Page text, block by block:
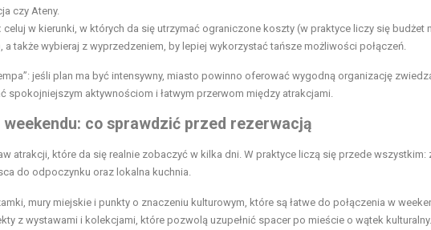
czy Ateny.
celuj w kierunki, w których da się utrzymać ograniczone koszty (w praktyce liczy się budżet
także wybieraj z wyprzedzeniem, by lepiej wykorzystać tańsze możliwości połączeń.
jeśli plan ma być intensywny, miasto powinno oferować wygodną organizację
spokojniejszym aktywnościom i łatwym przerwom między atrakcjami.
co sprawdzić przed rezerwacją
atrakcji, które da się realnie zobaczyć w kilka dni. W praktyce liczą się przede wszystkim:
do odpoczynku oraz lokalna kuchnia.
mury miejskie i punkty o znaczeniu kulturowym, które są łatwe do połączenia w
z wystawami i kolekcjami, które pozwolą uzupełnić spacer po mieście o wątek kulturalny.